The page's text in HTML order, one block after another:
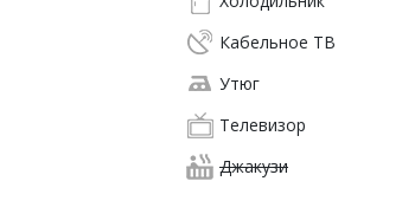
Кабельное ТВ
Утюг
Телевизор
Джакузи